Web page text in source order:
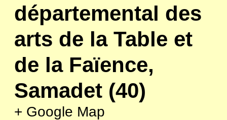
départemental des
arts de la Table et
de la Faïence,
Samadet (40)
+ Google Map